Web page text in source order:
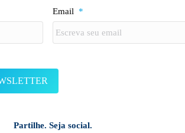
Email *
Partilhe. Seja social.